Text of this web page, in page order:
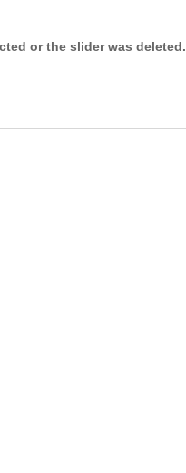
or the slider was deleted.